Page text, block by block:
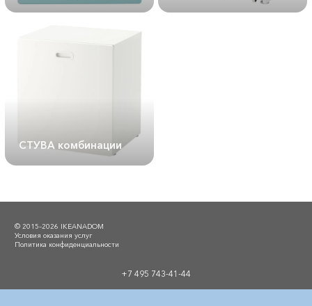
СТУВА комбинации
© 2015–2026 IKEANADOM
Условия оказания услуг
Политика конфиденциальности
+7 495 743-41-44